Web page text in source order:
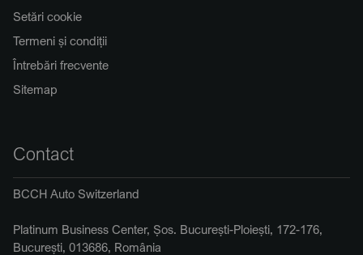
Setări cookie
Termeni și condiții
Întrebări frecvente
Sitemap
Contact
BCCH Auto Switzerland
Platinum Business Center, Șos. București-Ploiești, 172-176,
București, 013686, România